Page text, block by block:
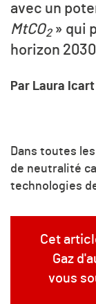
avec un
MtCO2» qui
horizon
Par Laura Icart
Dans toutes
de neutralité
technologies
Cet
Gaz
vous